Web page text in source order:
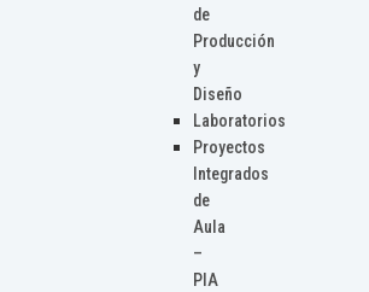
de
Producción
y
Diseño
Laboratorios
Proyectos
Integrados
de
Aula
–
PIA